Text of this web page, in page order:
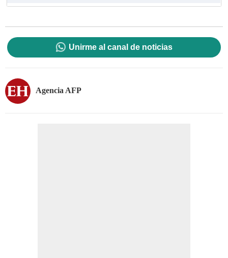
Unirme al canal de noticias
Agencia AFP